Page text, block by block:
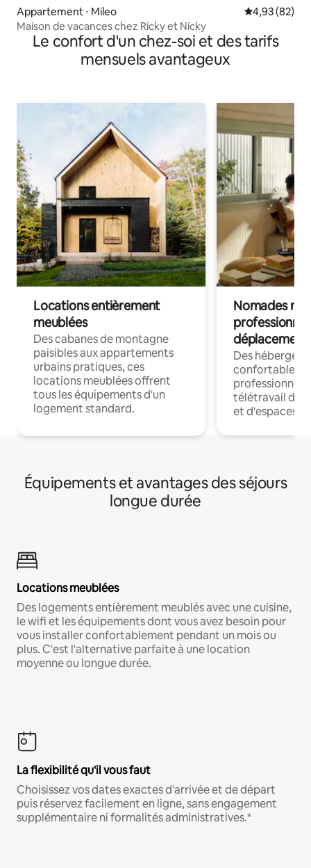
Appartement ⋅ Mileo Évaluation
4,93 (82)
Maison de vacances chez Ricky et Nicky
Le confort d'un chez-soi et des tarifs
mensuels avantageux
Locations entièrement
meublées
Des cabanes de montagne
paisibles aux appartements
urbains pratiques, ces
locations meublées offrent
tous les équipements d'un
logement standard.
Nomades
déplacement
Des
confortables
professionnels
télétravail
et d'espaces
Équipements et avantages des séjours
longue durée
Locations meublées
Des logements entièrement meublés avec une cuisine,
le wifi et les équipements dont vous avez besoin pour
vous installer confortablement pendant un mois ou
plus. C'est l'alternative parfaite à une location
moyenne ou longue durée.
La flexibilité qu'il vous faut
Choisissez vos dates exactes d'arrivée et de départ
puis réservez facilement en ligne, sans engagement
supplémentaire ni formalités administratives.*